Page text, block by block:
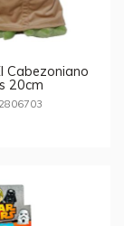
Cabezoniano
20cm